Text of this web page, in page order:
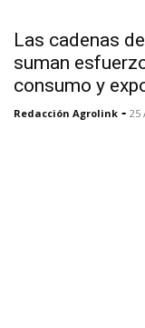
Las cadenas
suman
consumo y
Redacción Agrolink - 25